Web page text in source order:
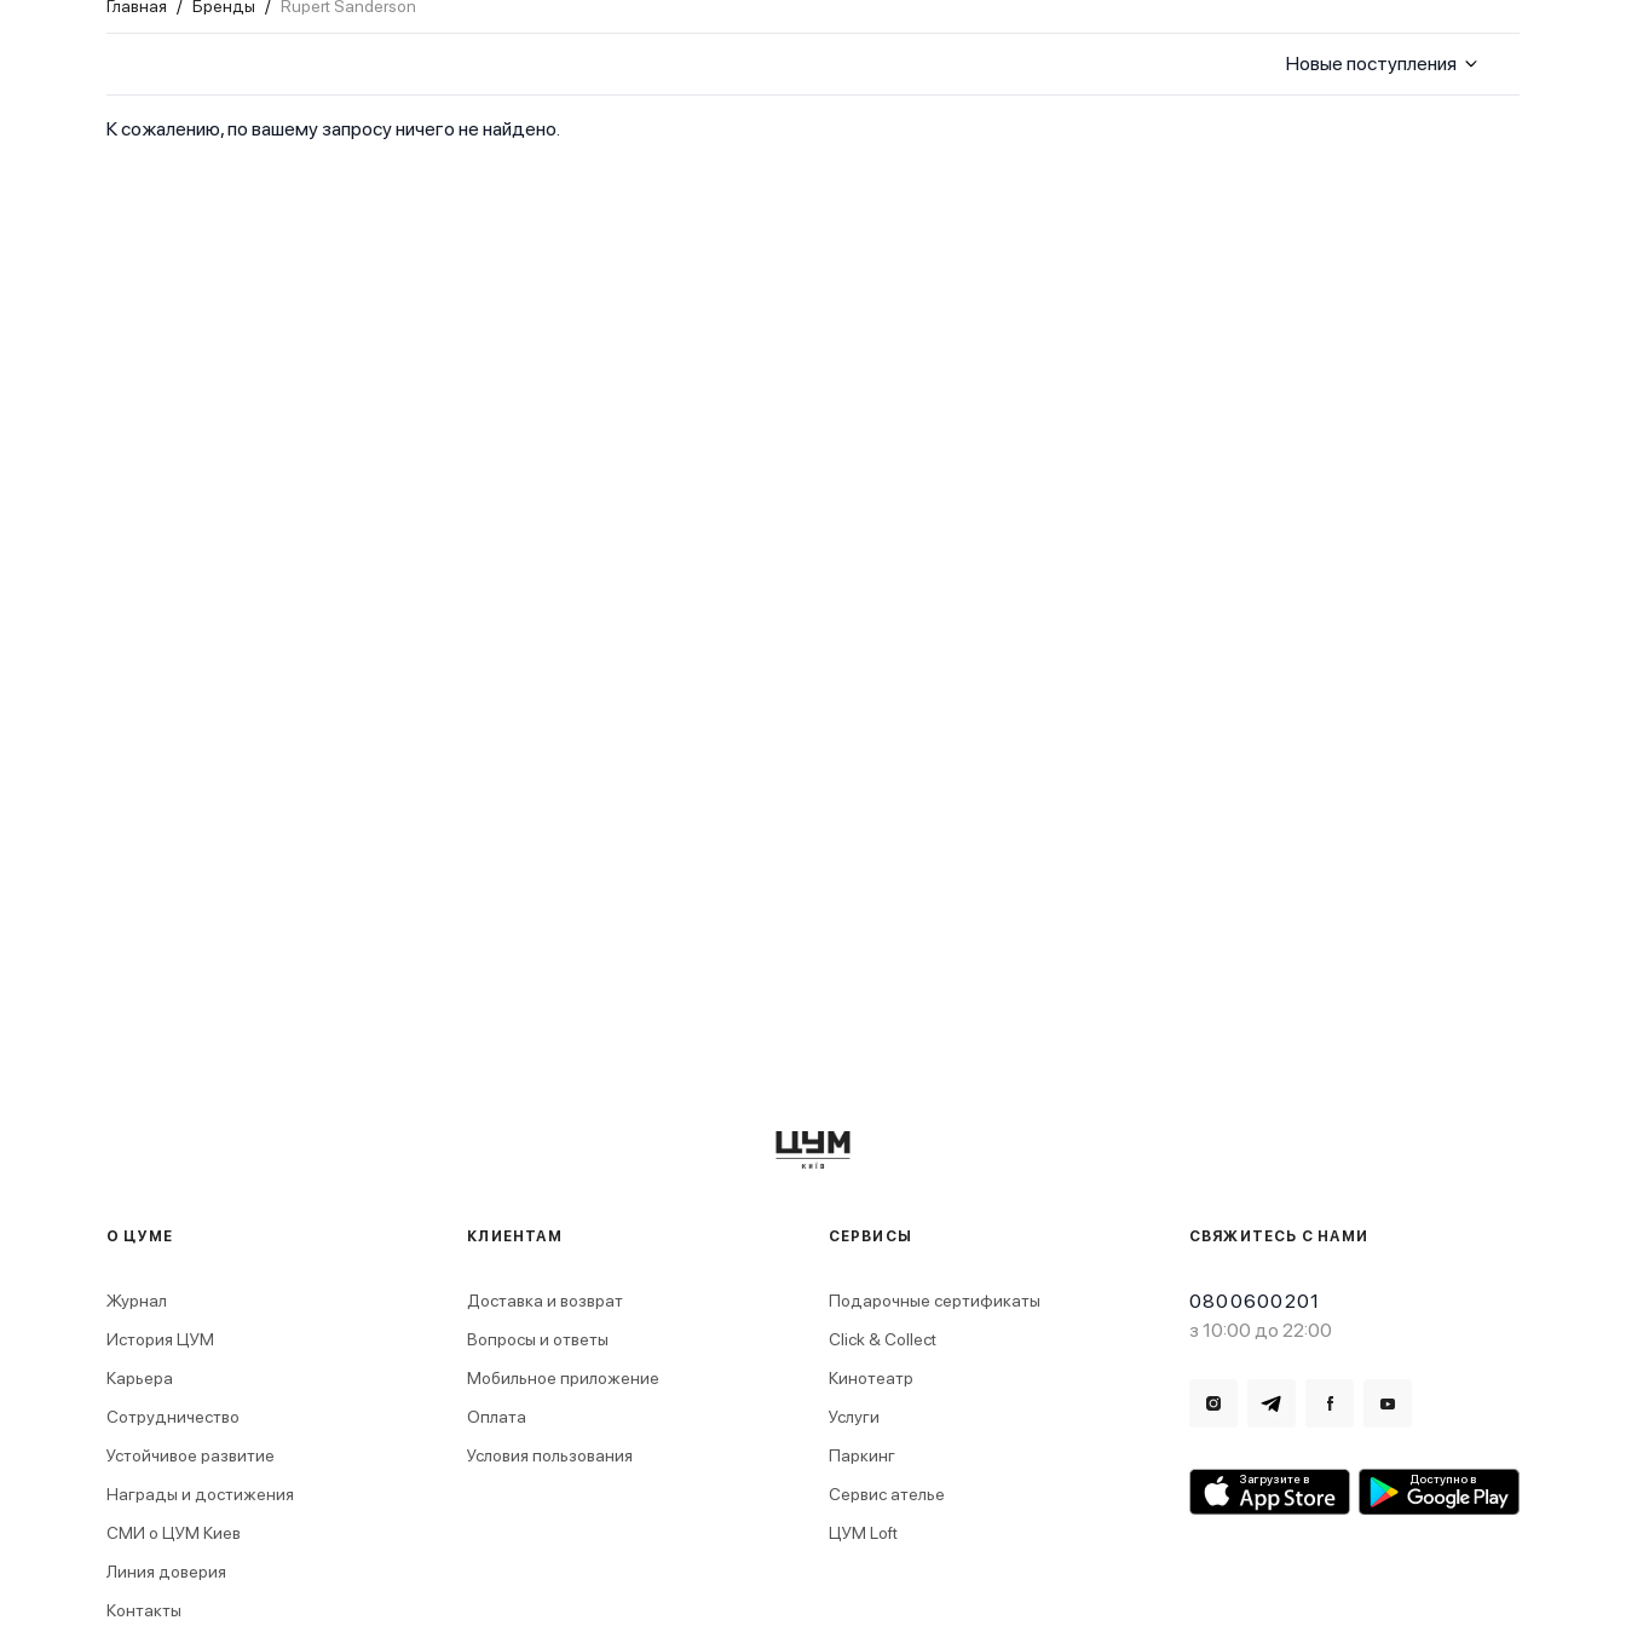
з 10:00 до 22:00
История ЦУМ
Карьера
Сотрудничество
Устойчивое развитие
Награды и достижения
СМИ о ЦУМ Киев
Линия доверия
Контакты
Вопросы и ответы
Мобильное приложение
Оплата
Условия пользования
Click & Collect
Кинотеатр
Услуги
Паркинг
Сервис ателье
ЦУМ Loft